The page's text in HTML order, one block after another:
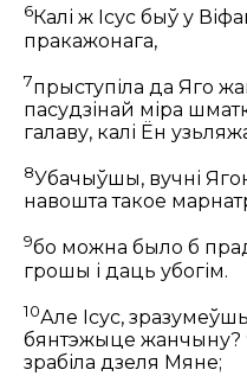
6Калі ж Ісус быў у
пракажонага,
7прыступіла да Яго
пасудзінай міра
галаву, калі Ён
8Убачыўшы, вучні
навошта такое
9бо можна было б
грошы і даць убогім.
10Але Ісус, зразумеўшы
бянтэжыце
зрабіла дзеля Мяне;